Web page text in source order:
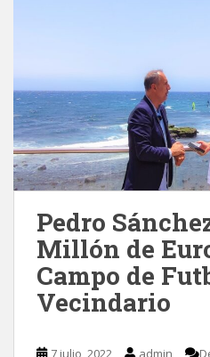
Pedro
Millón de
Campo de
Vecindario
7 julio, 2022 admin